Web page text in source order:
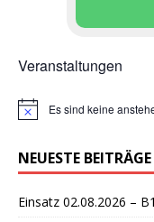
Veranstaltungen
H
w
e
s
Es sind keine
NEUESTE BEITRÄGE
Einsatz 02.08.2026 –